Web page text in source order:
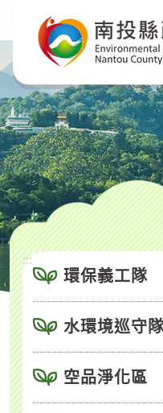
要
內
容
區
塊
:::
環保義工隊
水環境巡守
空品淨化區